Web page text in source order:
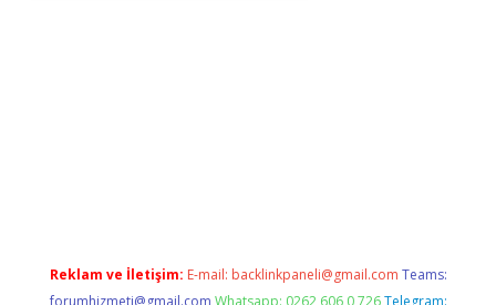
Reklam ve İletişim: E-mail: backlinkpaneli@gmail.com Teams:
forumhizmeti@gmail.com Whatsapp: 0262 606 0 726 Telegram: